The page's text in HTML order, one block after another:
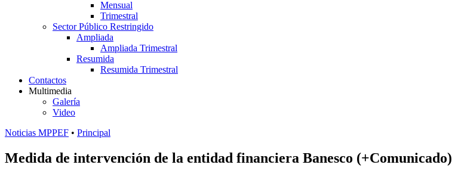
Mensual
Trimestral
Sector Público Restringido
Ampliada
Ampliada Trimestral
Resumida
Resumida Trimestral
Contactos
Multimedia
Galería
Video
Noticias MPPEF • Principal
Medida de intervención de la entidad financiera Banesco (+Comunicado)